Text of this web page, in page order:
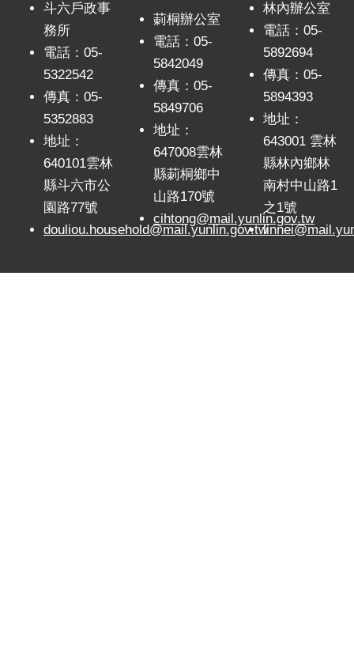
斗六戶政事
務所
電話：05-
5322542
傳真：05-
5352883
地址：
640101雲林
縣斗六市公
園路77號
douliou.household@mail.yunlin.gov.tw
莿桐辦公室
電話：05-
5842049
傳真：05-
5849706
地址：
647008雲林
縣莿桐鄉中
山路170號
cihtong@mail.yunlin.gov.tw
林內辦公室
電話：05-
5892694
傳真：05-
5894393
地址：
643001 雲林
縣林內鄉林
南村中山路1
之1號